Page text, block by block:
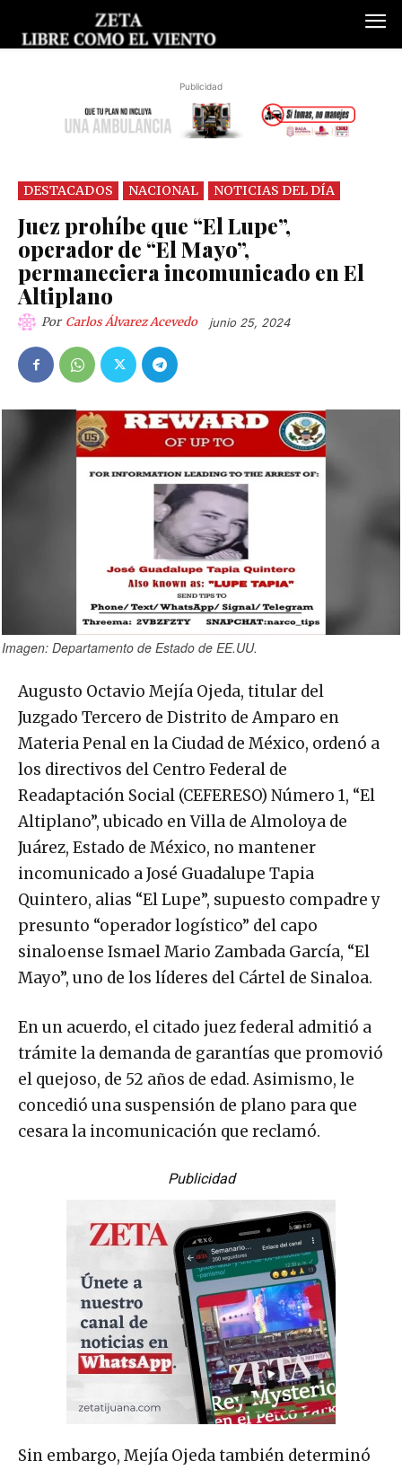
Publicidad
DESTACADOS NACIONAL NOTICIAS DEL DÍA
Juez prohíbe que “El Lupe”,
operador de “El Mayo”,
permaneciera incomunicado en El
Altiplano
Por Carlos Álvarez Acevedo junio 25, 2024
Imagen: Departamento de Estado de EE.UU.
Augusto Octavio Mejía Ojeda, titular del
Juzgado Tercero de Distrito de Amparo en
Materia Penal en la Ciudad de México, ordenó a
los directivos del Centro Federal de
Readaptación Social (CEFERESO) Número 1, “El
Altiplano”, ubicado en Villa de Almoloya de
Juárez, Estado de México, no mantener
incomunicado a José Guadalupe Tapia
Quintero, alias “El Lupe”, supuesto compadre y
presunto “operador logístico” del capo
sinaloense Ismael Mario Zambada García, “El
Mayo”, uno de los líderes del Cártel de Sinaloa.
En un acuerdo, el citado juez federal admitió a
trámite la demanda de garantías que promovió
el quejoso, de 52 años de edad. Asimismo, le
concedió una suspensión de plano para que
cesara la incomunicación que reclamó.
Publicidad
Sin embargo, Mejía Ojeda también determinó